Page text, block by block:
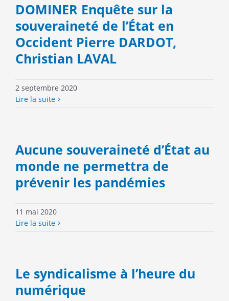
DOMINER Enquête sur la
souveraineté de l’État en
Occident Pierre DARDOT,
Christian LAVAL
2 septembre 2020
Lire la suite
Aucune souveraineté d’État au
monde ne permettra de
prévenir les pandémies
11 mai 2020
Lire la suite
Le syndicalisme à l’heure du
numérique